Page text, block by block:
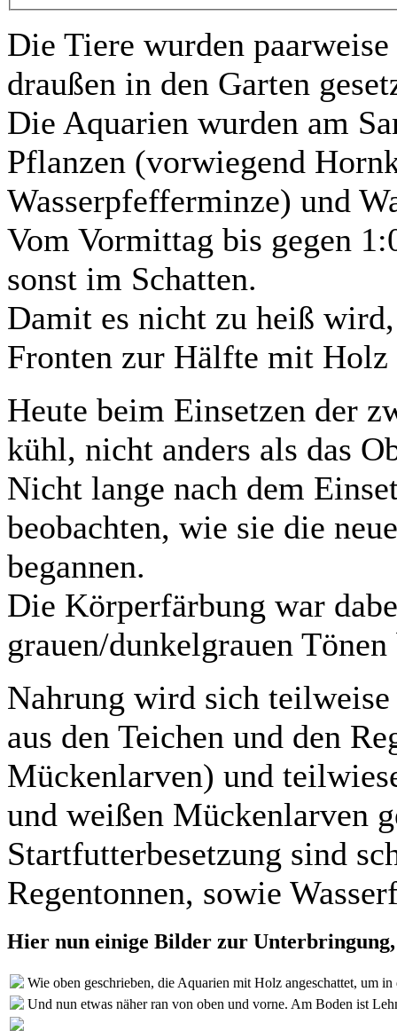
Die Tiere wurden
draußen in den Garten
Die Aquarien wurden am
Pflanzen (vorwiegend
Wasserpfefferminze) und
Vom Vormittag bis gegen
sonst im Schatten.
Damit es nicht zu heiß
Fronten zur Hälfte mit Holz
Heute beim Einsetzen der
kühl, nicht anders als das
Nicht lange nach dem
beobachten, wie sie die
begannen.
Die Körperfärbung war
grauen/dunkelgrauen
Nahrung wird sich
aus den Teichen und den
Mückenlarven) und
und weißen Mückenlarven
Startfutterbesetzung sind
Regentonnen, sowie
Hier nun einige Bilder zur
Wie oben geschrieben, die Aquarien mit Holz angeschattet, um
Und nun etwas näher ran von oben und vorne. Am Boden ist